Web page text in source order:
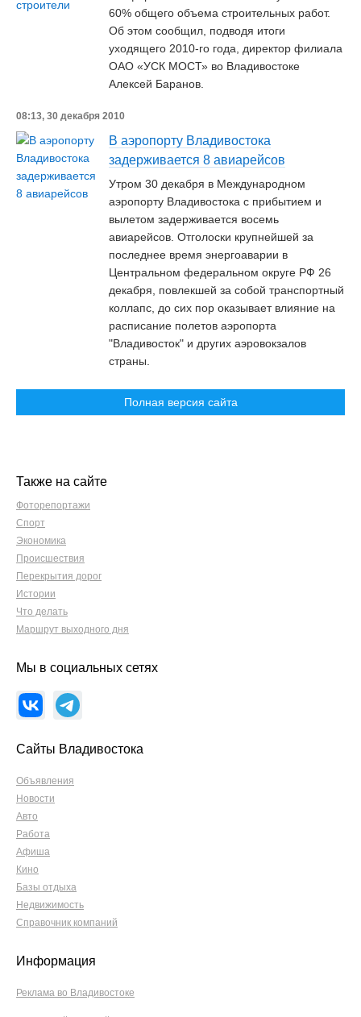
60% общего объема строительных работ.
Об этом сообщил, подводя итоги
уходящего 2010-го года, директор филиала
ОАО «УСК МОСТ» во Владивостоке
Алексей Баранов.
08:13, 30 декабря 2010
В аэропорту Владивостока
задерживается 8 авиарейсов
Утром 30 декабря в Международном
аэропорту Владивостока с прибытием и
вылетом задерживается восемь
авиарейсов. Отголоски крупнейшей за
последнее время энергоаварии в
Центральном федеральном округе РФ 26
декабря, повлекшей за собой транспортный
коллапс, до сих пор оказывает влияние на
расписание полетов аэропорта
"Владивосток" и других аэровокзалов
страны.
Полная версия сайта
Также на сайте
Фоторепортажи
Спорт
Экономика
Происшествия
Перекрытия дорог
Истории
Что делать
Маршрут выходного дня
Мы в социальных сетях
Сайты Владивостока
Объявления
Новости
Авто
Работа
Афиша
Кино
Базы отдыха
Недвижимость
Справочник компаний
Информация
Реклама во Владивостоке